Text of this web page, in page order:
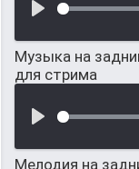
Музыка на
для стрима
Мелодия на